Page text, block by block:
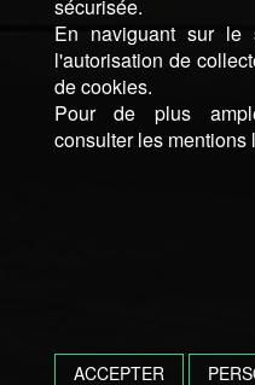
sécurisée.
En naviguant sur le
l'autorisation de
de cookies.
Pour de plus
consulter les mentions
ACCEPTER